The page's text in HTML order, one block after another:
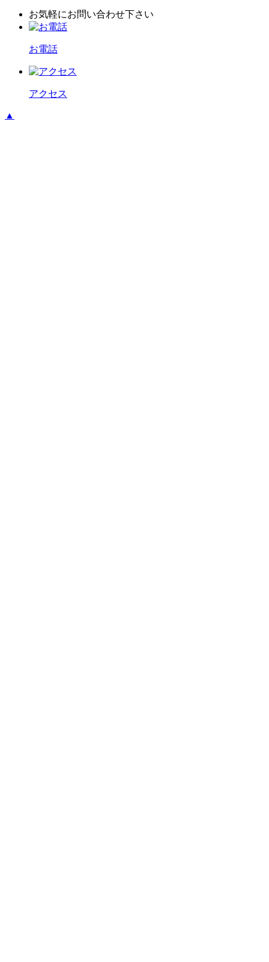
お気軽にお問い合わせ下さい
お電話
アクセス
▲